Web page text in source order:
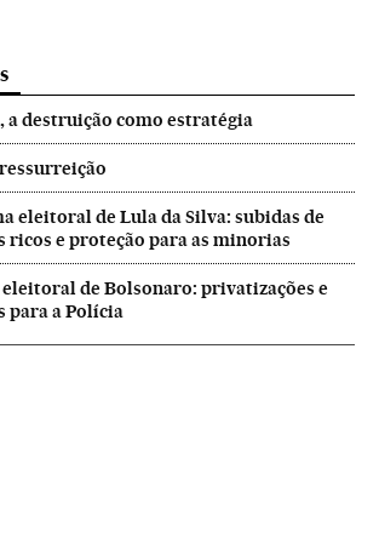
a destruição como estratégia
eleitoral de Lula da Silva: subidas de
ricos e proteção para as minorias
de Bolsonaro: privatizações e
para a Polícia